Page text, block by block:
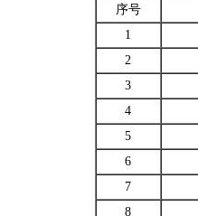
序号
1
2
3
4
5
6
7
8